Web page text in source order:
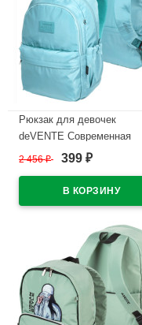
Рюкзак для девочек
deVENTE Современная
концепция мягкого (Modern
мятный арт.7032420
2 456₽ 399 ₽